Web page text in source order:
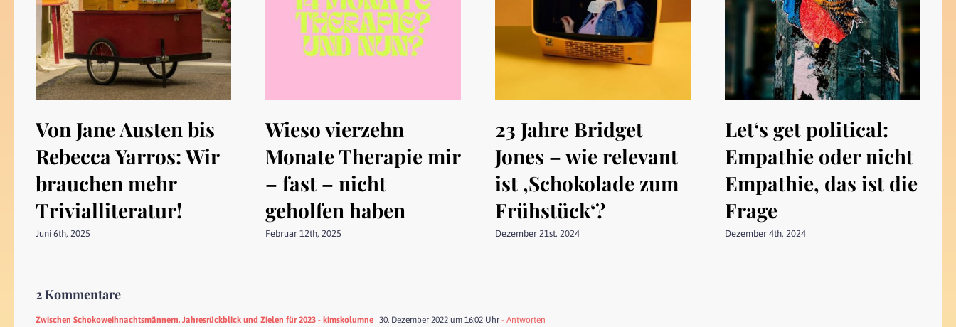
Von Jane Austen bis
Rebecca Yarros: Wir
brauchen mehr
Trivialliteratur!
Juni 6th, 2025
Wieso vierzehn
Monate Therapie mir
– fast – nicht
geholfen haben
Februar 12th, 2025
23 Jahre Bridget
Jones – wie relevant
ist ‚Schokolade zum
Frühstück‘?
Dezember 21st, 2024
Let‘s get political:
Empathie oder nicht
Empathie, das ist die
Frage
Dezember 4th, 2024
2 Kommentare
Zwischen Schokoweihnachtsmännern, Jahresrückblick und Zielen für 2023 - kimskolumne 30. Dezember 2022 um 16:02 Uhr - Antworten